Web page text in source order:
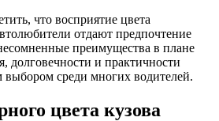
что восприятие цвета
отдают предпочтение
преимущества в плане
долговечности и практичности
выбором среди многих водителей.
цвета кузова